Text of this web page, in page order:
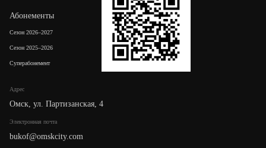
Адрес
Омск, ул. Партизанская, 4
Электронная почта
bukof@omskcity.com
Абонементы
Сезон 2026–2027
Сезон 2025–2026
Суперабонемент